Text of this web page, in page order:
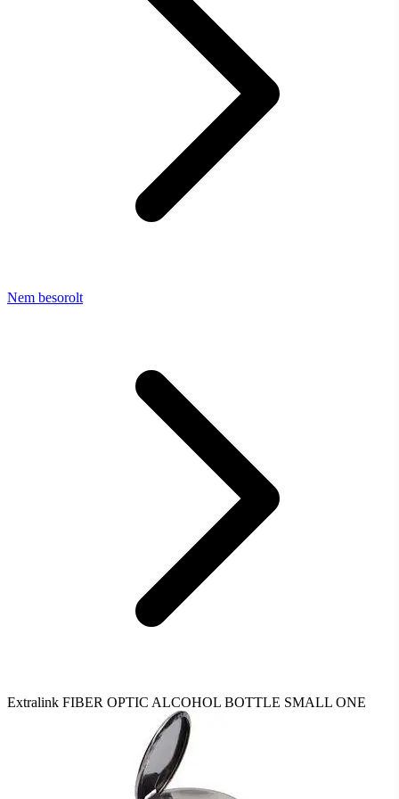
Nem besorolt
Extralink FIBER OPTIC ALCOHOL BOTTLE SMALL ONE